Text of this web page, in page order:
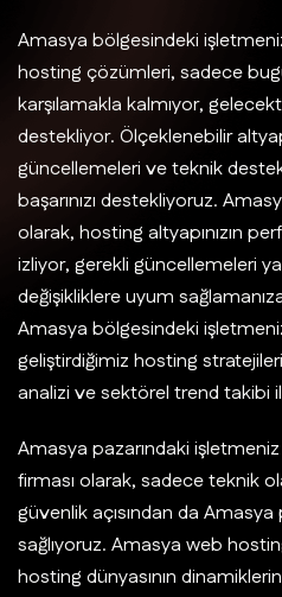
Amasya bölgesindeki işletmeniz
hosting çözümleri, sadece
karşılamakla kalmıyor,
destekliyor. Ölçeklenebilir
güncellemeleri ve teknik
başarınızı destekliyoruz.
olarak, hosting altyapınızın
izliyor, gerekli güncellemeleri
değişikliklere uyum
Amasya bölgesindeki
geliştirdiğimiz hosting
analizi ve sektörel trend takibi
Amasya pazarındaki
firması olarak, sadece teknik
güvenlik açısından da Amasya
sağlıyoruz. Amasya web
hosting dünyasının